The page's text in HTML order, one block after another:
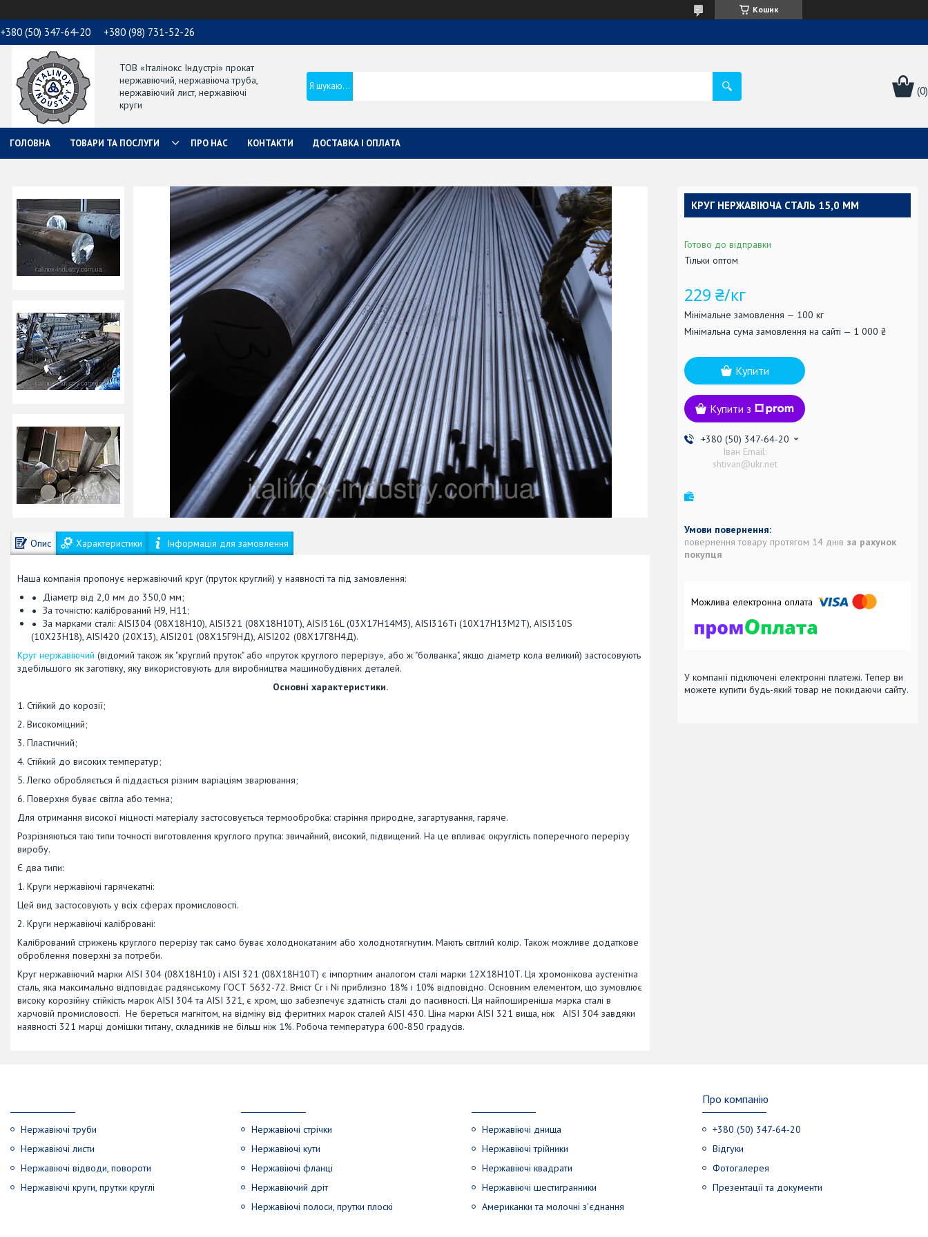
Кошик
+380 (50) 347-64-20 +380 (98) 731-52-26
ТОВ «Італінокс Індустрі» прокат
нержавіючий, нержавіюча труба,
нержавіючий лист, нержавіючі
круги
ГОЛОВНА ТОВАРИ ТА ПОСЛУГИ ПРО НАС КОНТАКТИ ДОСТАВКА І ОПЛАТА
Опис Характеристики Інформація для замовлення
Наша компанія пропонує нержавіючий круг (пруток круглий) у наявності та під замовлення:
Діаметр від 2,0 мм до 350,0 мм;
За точністю: калібрований Н9, Н11;
За марками сталі: AISI304 (08Х18Н10), AISI321 (08Х18Н10Т), AISI316L (03Х17Н14М3), AISI316Ti (10Х17Н13М2T), AISI310S
(10Х23Н18), AISI420 (20Х13), AISI201 (08Х15Г9НД), AISI202 (08Х17Г8Н4Д).
Круг нержавіючий (відомий також як "круглий пруток" або «пруток круглого перерізу», або ж "болванка", якщо діаметр кола великий) застосовують
здебільшого як заготівку, яку використовують для виробництва машинобудівних деталей.
Основні характеристики.
1. Стійкий до корозії;
2. Високоміцний;
3. Пластичний;
4. Стійкий до високих температур;
5. Легко обробляється й піддається різним варіаціям зварювання;
6. Поверхня буває світла або темна;
Для отримання високої міцності матеріалу застосовується термообробка: старіння природне, загартування, гаряче.
Розрізняються такі типи точності виготовлення круглого прутка: звичайний, високий, підвищений. На це впливає округлість поперечного перерізу
виробу.
Є два типи:
1. Круги нержавіючі гарячекатні:
Цей вид застосовують у всіх сферах промисловості.
2. Круги нержавіючі калібровані:
Калібрований стрижень круглого перерізу так само буває холоднокатаним або холоднотягнутим. Мають світлий колір. Також можливе додаткове
оброблення поверхні за потреби.
Круг нержавіючий марки AISI 304 (08Х18Н10) і AISI 321 (08Х18Н10Т) є імпортним аналогом сталі марки 12Х18Н10Т. Ця хромонікова аустенітна
сталь, яка максимально відповідає радянському ГОСТ 5632-72. Вміст Cr і Ni приблизно 18% і 10% відповідно. Основним елементом, що зумовлює
високу корозійну стійкість марок AISI 304 та AISI 321, є хром, що забезпечує здатність сталі до пасивності. Ця найпоширеніша марка сталі в
харчовій промисловості. Не береться магнітом, на відміну від феритних марок сталей AISI 430. Ціна марки AISI 321 вища, ніж AISI 304 завдяки
наявності 321 марці домішки титану, складників не більш ніж 1%. Робоча температура 600-850 градусів.
КРУГ НЕРЖАВІЮЧА СТАЛЬ 15,0 ММ
Готово до відправки
Тільки оптом
229 ₴/кг
Мінімальне замовлення — 100 кг
Мінімальна сума замовлення на сайті — 1 000 ₴
Купити
Купити з
+380 (50) 347-64-20
Іван Email:
shtivan@ukr.net
повернення товару протягом 14 днів за рахунок
покупця
У компанії підключені електронні платежі. Тепер ви
можете купити будь-який товар не покидаючи сайту.
Нержавіючі труби
Нержавіючі листи
Нержавіючі відводи, повороти
Нержавіючі круги, прутки круглі
Нержавіючі стрічки
Нержавіючі кути
Нержавіючі фланці
Нержавіючий дріт
Нержавіючі полоси, прутки плоскі
Нержавіючі днища
Нержавіючі трійники
Нержавіючі квадрати
Нержавіючі шестигранники
Американки та молочні з'єднання
Про компанію
+380 (50) 347-64-20
Відгуки
Фотогалерея
Презентації та документи